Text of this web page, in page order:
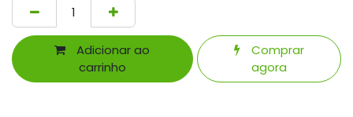
Adicionar ao
carrinho
Comprar
agora